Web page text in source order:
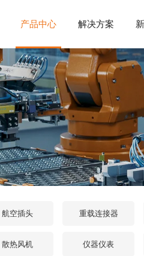
产品中心 解决方案
航空插头 重载连接器
散热风机 仪器仪表